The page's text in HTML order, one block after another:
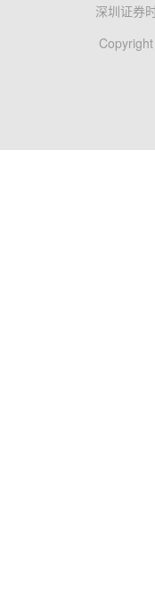
深圳证券